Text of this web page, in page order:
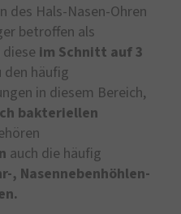
des Hals-Nasen-Ohren
betroffen als
im Schnitt auf 3
den häufig
in diesem Bereich,
bakteriellen
auch die häufig
, Nasennebenhöhlen-